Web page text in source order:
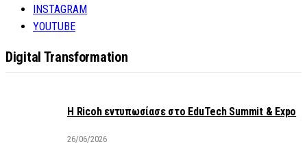
INSTAGRAM
YOUTUBE
Digital Transformation
Η Ricoh εντυπωσίασε στο EduTech Summit & Expo
26/06/2026